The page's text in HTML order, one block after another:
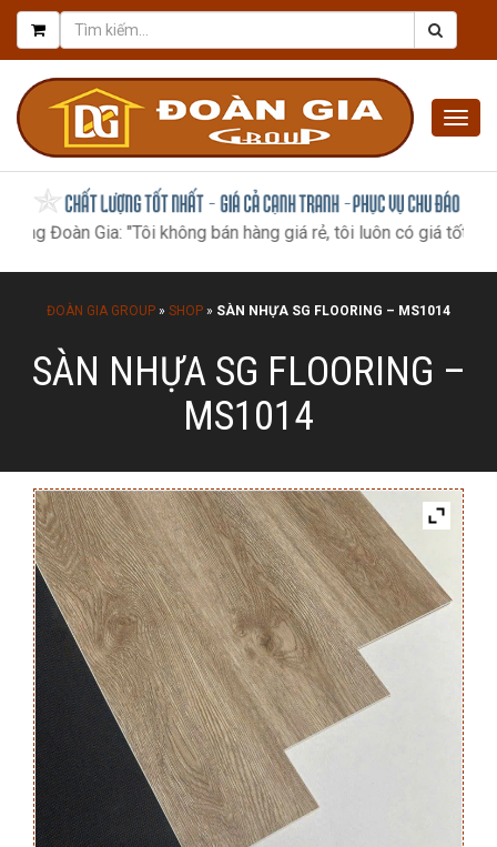
Gia: "Tôi không bán hàng giá rẻ, tôi luôn có giá tốt nhất, như
ĐOÀN GIA GROUP » SHOP » SÀN NHỰA SG FLOORING – MS1014
SÀN NHỰA SG FLOORING –
MS1014